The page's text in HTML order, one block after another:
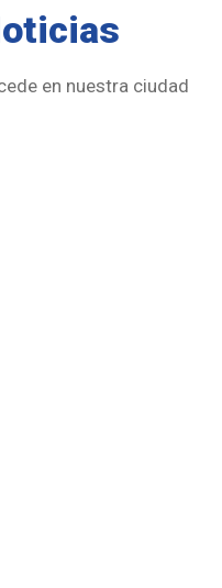
en nuestra ciudad
SE
DE